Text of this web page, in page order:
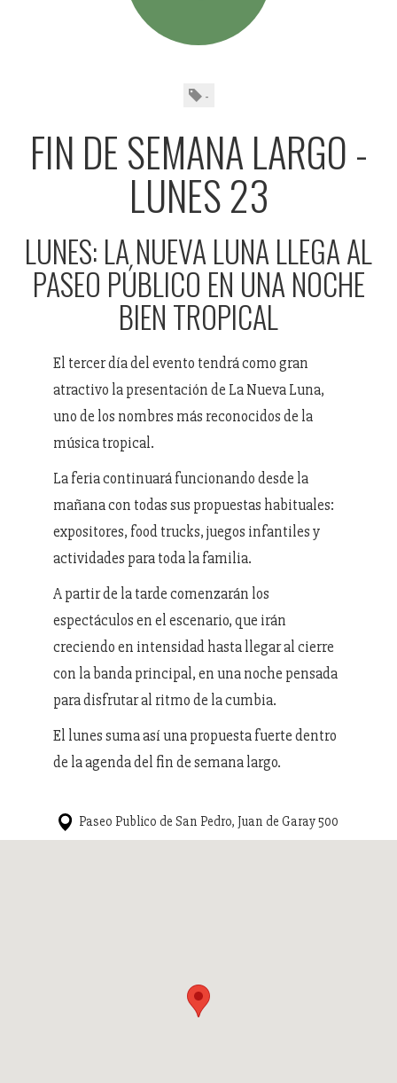
-
FIN DE SEMANA LARGO -
LUNES 23
LUNES: LA NUEVA LUNA LLEGA AL
PASEO PÚBLICO EN UNA NOCHE
BIEN TROPICAL
El tercer día del evento tendrá como gran
atractivo la presentación de La Nueva Luna,
uno de los nombres más reconocidos de la
música tropical.
La feria continuará funcionando desde la
mañana con todas sus propuestas habituales:
expositores, food trucks, juegos infantiles y
actividades para toda la familia.
A partir de la tarde comenzarán los
espectáculos en el escenario, que irán
creciendo en intensidad hasta llegar al cierre
con la banda principal, en una noche pensada
para disfrutar al ritmo de la cumbia.
El lunes suma así una propuesta fuerte dentro
de la agenda del fin de semana largo.
Paseo Publico de San Pedro, Juan de Garay 500